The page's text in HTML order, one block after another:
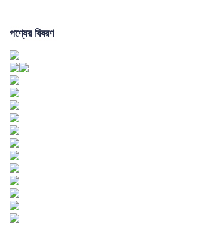
পণ্যের বিবরণ